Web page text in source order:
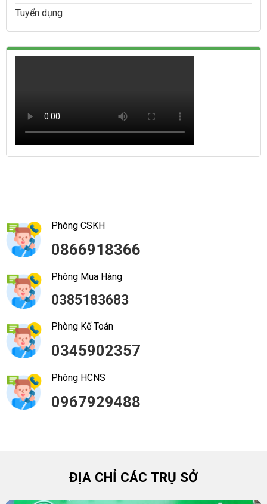
Tuyển dụng
Phòng CSKH
0866918366
Phòng Mua Hàng
0385183683
Phòng Kế Toán
0345902357
Phòng HCNS
0967929488
ĐỊA CHỈ CÁC TRỤ SỞ